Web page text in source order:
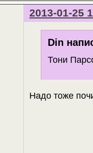
2013-01-25
Din
Тони
Надо тоже